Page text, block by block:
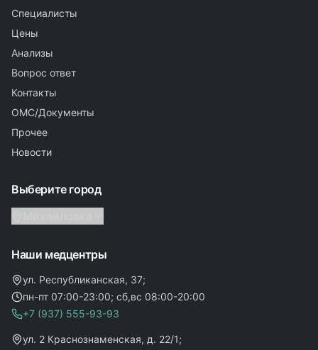
Специалисты
Цены
Анализы
Вопрос ответ
Контакты
ОМС/Документы
Прочее
Новости
Выберите город
Наши медцентры
ул. Республиканская, 37;
пн-пт 07:00-23:00; сб,вс 08:00-20:00
+7 (937) 555-93-93
ул. 2 Краснознаменская, д. 22/1;